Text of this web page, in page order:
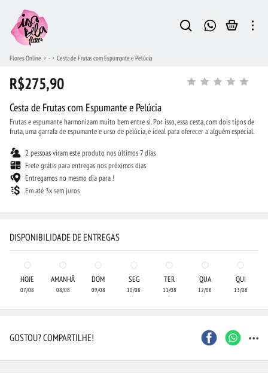
Flores Online - Cesta de Frutas com Espumante e Pelúcia
R$275,90
Cesta de Frutas com Espumante e Pelúcia
Frutas e espumante harmonizam muito bem entre si. Por isso, essa cesta, com dois tipos de
fruta, uma garrafa de espumante e urso de pelúcia, é ideal para oferecer a alguém especial.
2 pessoas viram este produto nos últimos 7 dias
Frete grátis para entregas nos próximos dias
Entregamos no mesmo dia para !
Em até 3x sem juros
DISPONIBILIDADE DE ENTREGAS
HOJE
07/08
AMANHÃ
08/08
DOM
09/08
SEG
10/08
TER
11/08
QUA
12/08
QUI
13/08
GOSTOU? COMPARTILHE! ...